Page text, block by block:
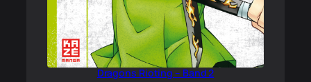
Dragons Rioting – Band 2